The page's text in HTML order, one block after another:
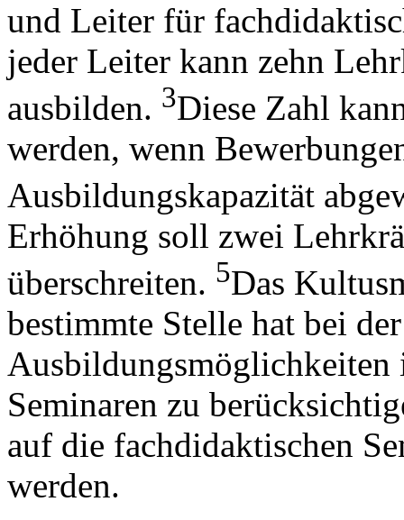
und Leiter für
jeder Leiter kann zehn
ausbilden. 3Diese Zahl
werden, wenn
Ausbildungskapazität
Erhöhung soll zwei
überschreiten. 5Das
bestimmte Stelle hat bei
Ausbildungsmöglichkeiten
Seminaren zu
auf die fachdidaktischen
werden.